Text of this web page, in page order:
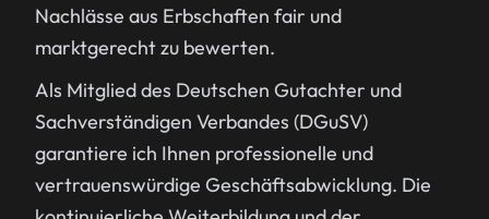
Nachlässe aus Erbschaften fair und
marktgerecht zu bewerten.
Als Mitglied des Deutschen Gutachter und
Sachverständigen Verbandes (DGuSV)
garantiere ich Ihnen professionelle und
vertrauenswürdige Geschäftsabwicklung. Die